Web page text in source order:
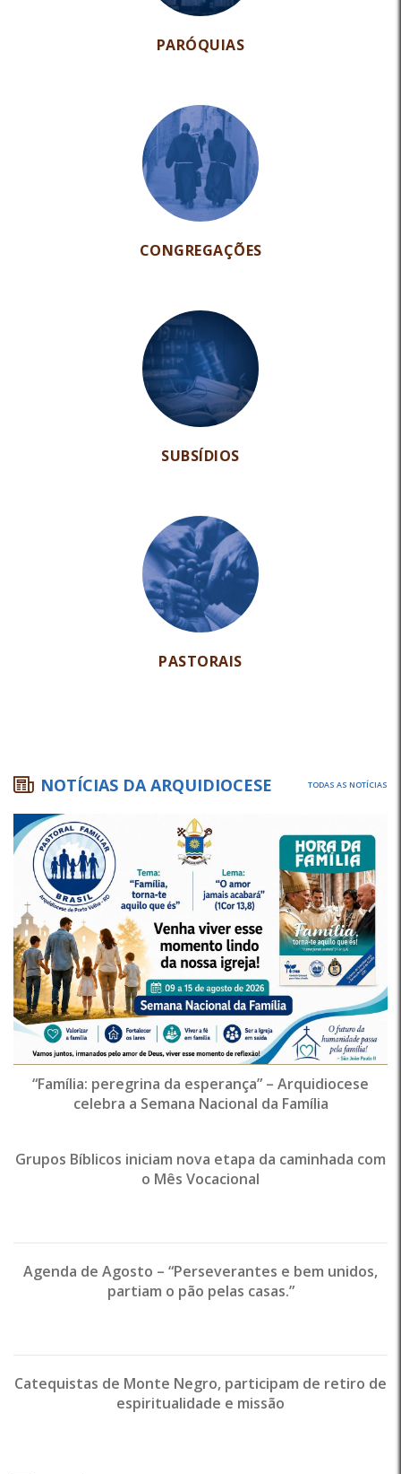
PARÓQUIAS
CONGREGAÇÕES
SUBSÍDIOS
PASTORAIS
NOTÍCIAS DA ARQUIDIOCESE TODAS AS NOTÍCIAS
“Família: peregrina da esperança” – Arquidiocese
celebra a Semana Nacional da Família
Grupos Bíblicos iniciam nova etapa da caminhada com
o Mês Vocacional
Agenda de Agosto – “Perseverantes e bem unidos,
partiam o pão pelas casas.”
Catequistas de Monte Negro, participam de retiro de
espiritualidade e missão